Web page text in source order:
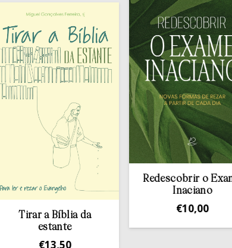
a Bíblia da
Redescobrir o Exame
Inaciano